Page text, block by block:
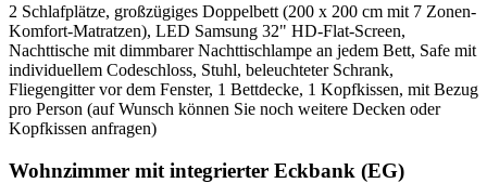
2 Schlafplätze, großzügiges Doppelbett (200 x 200 cm mit 7 Zonen-
Komfort-Matratzen), LED Samsung 32" HD-Flat-Screen,
Nachttische mit dimmbarer Nachttischlampe an jedem Bett, Safe mit
individuellem Codeschloss, Stuhl, beleuchteter Schrank,
Fliegengitter vor dem Fenster, 1 Bettdecke, 1 Kopfkissen, mit Bezug
pro Person (auf Wunsch können Sie noch weitere Decken oder
Kopfkissen anfragen)
Wohnzimmer mit integrierter Eckbank (EG)